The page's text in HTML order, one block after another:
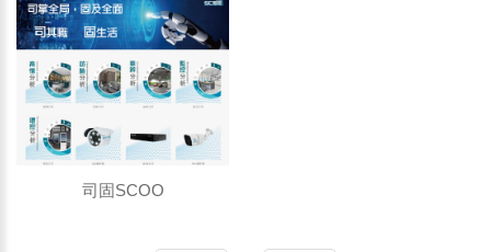
司固SCOO